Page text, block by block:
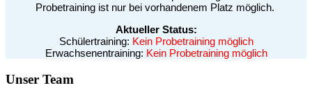
Probetraining ist nur bei vorhandenem Platz möglich.
Aktueller Status:
Schülertraining: Kein Probetraining möglich
Erwachsenentraining: Kein Probetraining möglich
Unser Team